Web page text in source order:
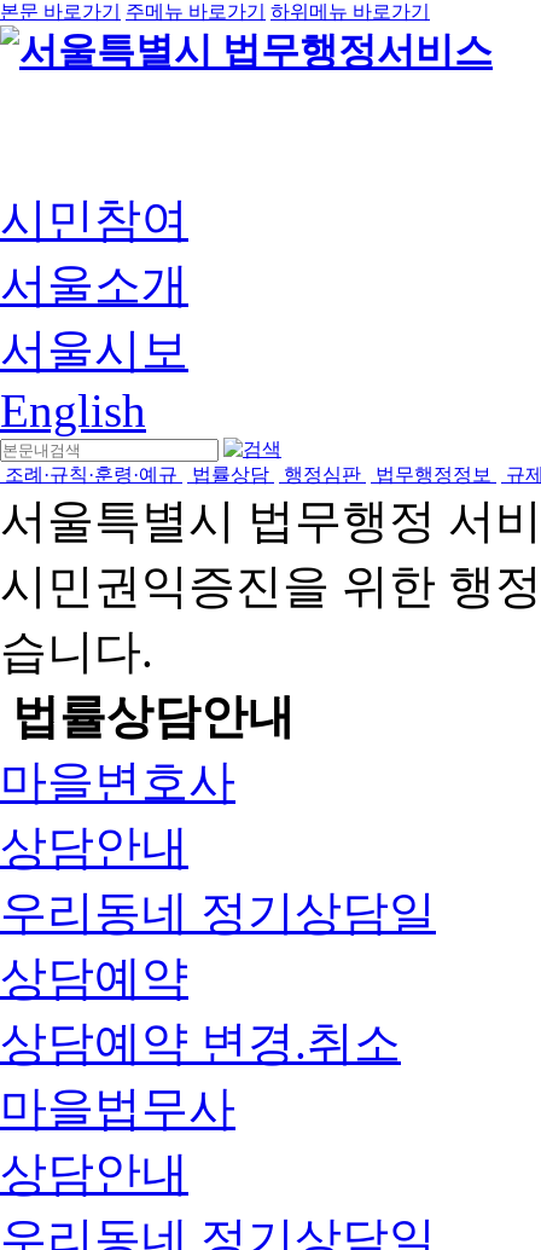
본문 바로가기 주메뉴 바로가기 하위메뉴 바로가기
시민참여
서울소개
서울시보
English
조례·규칙·훈령·예규 법률상담 행정심판 법무행정정보 규
서울특별시 법무행정 서
시민권익증진을 위한 행
습니다.
법률상담안내
마을변호사
상담안내
우리동네 정기상담일
상담예약
상담예약 변경.취소
마을법무사
상담안내
우리동네 정기상담일